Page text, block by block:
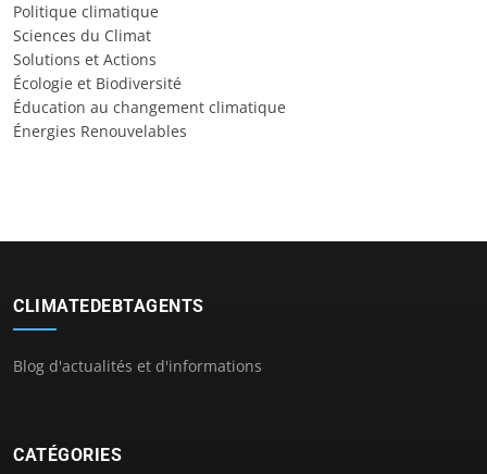
Politique climatique
Sciences du Climat
Solutions et Actions
Écologie et Biodiversité
Éducation au changement climatique
Énergies Renouvelables
CLIMATEDEBTAGENTS
Blog d'actualités et d'informations
CATÉGORIES